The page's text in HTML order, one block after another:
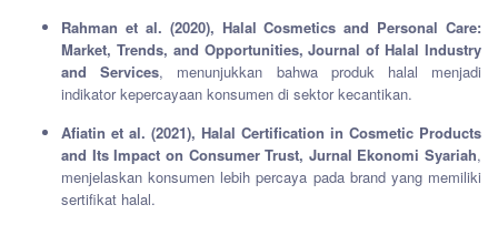
Rahman et al. (2020), Halal Cosmetics and Personal Care:
Market, Trends, and Opportunities, Journal of Halal Industry
and Services, menunjukkan bahwa produk halal menjadi
indikator kepercayaan konsumen di sektor kecantikan.
Afiatin et al. (2021), Halal Certification in Cosmetic Products
and Its Impact on Consumer Trust, Jurnal Ekonomi Syariah,
menjelaskan konsumen lebih percaya pada brand yang memiliki
sertifikat halal.